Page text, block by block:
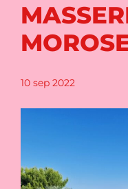
10 sep 2022